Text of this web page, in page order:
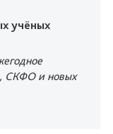
учёных
СКФО и новых